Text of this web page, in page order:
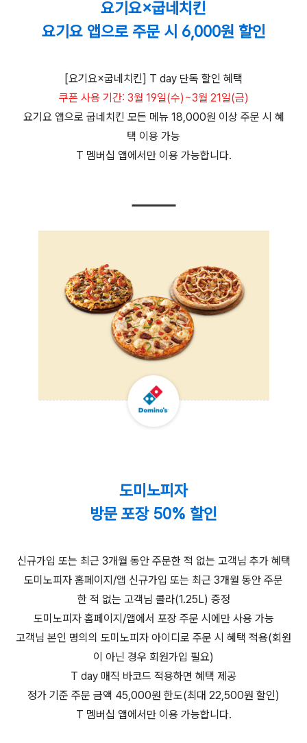
요기요×굽네치킨
요기요 앱으로 주문 시 6,000원 할인
[요기요×굽네치킨] T day 단독 할인 혜택
쿠폰 사용 기간: 3월 19일(수)~3월 21일(금)
요기요 앱으로 굽네치킨 모든 메뉴 18,000원 이상 주문 시 혜
택 이용 가능
T 멤버십 앱에서만 이용 가능합니다.
도미노피자
방문 포장 50% 할인
신규가입 또는 최근 3개월 동안 주문한 적 없는 고객님 추가 혜택
도미노피자 홈페이지/앱 신규가입 또는 최근 3개월 동안 주문
한 적 없는 고객님 콜라(1.25L) 증정
도미노피자 홈페이지/앱에서 포장 주문 시에만 사용 가능
고객님 본인 명의의 도미노피자 아이디로 주문 시 혜택 적용(회원
이 아닌 경우 회원가입 필요)
T day 매직 바코드 적용하면 혜택 제공
정가 기준 주문 금액 45,000원 한도(최대 22,500원 할인)
T 멤버십 앱에서만 이용 가능합니다.